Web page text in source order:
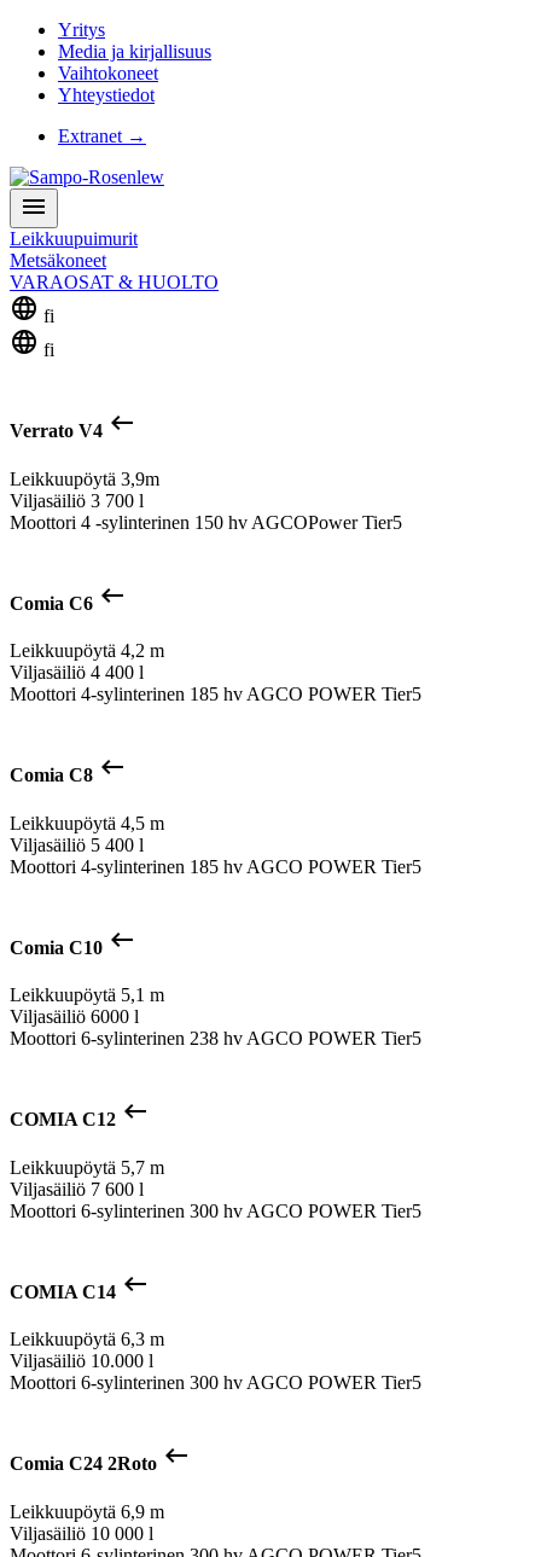
Yritys
Media ja kirjallisuus
Vaihtokoneet
Yhteystiedot
Extranet →
menu
Leikkuupuimurit
Metsäkoneet
VARAOSAT & HUOLTO
language fi
language fi
Verrato V4 keyboard_backspace
Leikkuupöytä 3,9m
Viljasäiliö 3 700 l
Moottori 4 -sylinterinen 150 hv AGCOPower Tier5
Comia C6 keyboard_backspace
Leikkuupöytä 4,2 m
Viljasäiliö 4 400 l
Moottori 4-sylinterinen 185 hv AGCO POWER Tier5
Comia C8 keyboard_backspace
Leikkuupöytä 4,5 m
Viljasäiliö 5 400 l
Moottori 4-sylinterinen 185 hv AGCO POWER Tier5
Comia C10 keyboard_backspace
Leikkuupöytä 5,1 m
Viljasäiliö 6000 l
Moottori 6-sylinterinen 238 hv AGCO POWER Tier5
COMIA C12 keyboard_backspace
Leikkuupöytä 5,7 m
Viljasäiliö 7 600 l
Moottori 6-sylinterinen 300 hv AGCO POWER Tier5
COMIA C14 keyboard_backspace
Leikkuupöytä 6,3 m
Viljasäiliö 10.000 l
Moottori 6-sylinterinen 300 hv AGCO POWER Tier5
Comia C24 2Roto keyboard_backspace
Leikkuupöytä 6,9 m
Viljasäiliö 10 000 l